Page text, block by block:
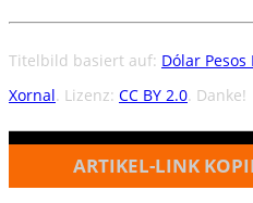
Titelbild basiert auf: Dólar
Xornal. Lizenz: CC BY 2.0. Danke!
ARTIKEL-LINK